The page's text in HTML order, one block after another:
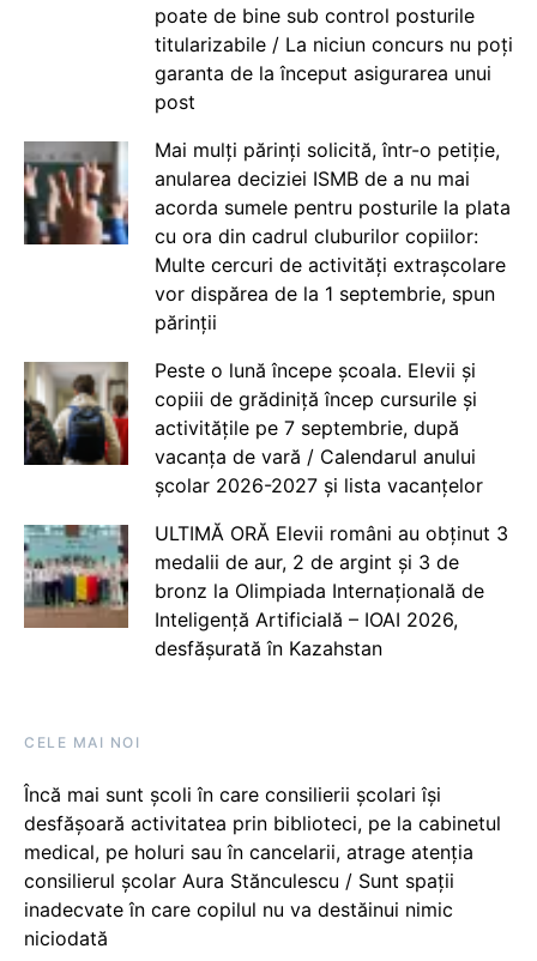
poate de bine sub control posturile
titularizabile / La niciun concurs nu poți
garanta de la început asigurarea unui
post
Mai mulți părinți solicită, într-o petiție,
anularea deciziei ISMB de a nu mai
acorda sumele pentru posturile la plata
cu ora din cadrul cluburilor copiilor:
Multe cercuri de activități extrașcolare
vor dispărea de la 1 septembrie, spun
părinții
Peste o lună începe școala. Elevii și
copiii de grădiniță încep cursurile și
activitățile pe 7 septembrie, după
vacanța de vară / Calendarul anului
școlar 2026-2027 și lista vacanțelor
ULTIMĂ ORĂ Elevii români au obținut 3
medalii de aur, 2 de argint și 3 de
bronz la Olimpiada Internațională de
Inteligență Artificială – IOAI 2026,
desfășurată în Kazahstan
CELE MAI NOI
Încă mai sunt școli în care consilierii școlari își
desfășoară activitatea prin biblioteci, pe la cabinetul
medical, pe holuri sau în cancelarii, atrage atenția
consilierul școlar Aura Stănculescu / Sunt spații
inadecvate în care copilul nu va destăinui nimic
niciodată